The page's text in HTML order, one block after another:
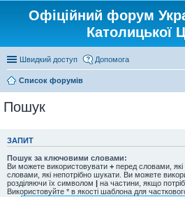
Офіційний форум
Католицької
Швидкий доступ Допомога
Список форумів
Пошук
ЗАПИТ
Пошук за ключовими словами:
Ви можете використовувати + перед словами,
словами, які непотрібно шукати. Ви можете
розділяючи їх символом | на частини, якщо
Використовуйте * в якості шаблона для